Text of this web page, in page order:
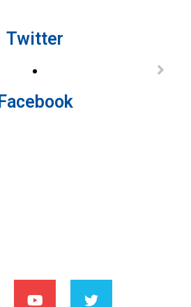
Twitter
Facebook